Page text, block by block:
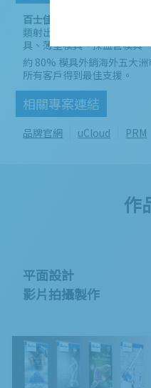
百士佳股份有限公司
類射出、多模穴、高速生產
具、薄壁模具、採血管模具
約 80% 模具外銷海外五大
所有客戶得到最佳支援。
相關專案連結
品牌官網 uCloud PRM
作
平面設計
影片拍攝製作